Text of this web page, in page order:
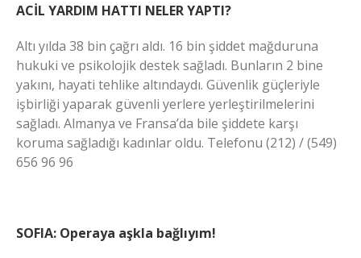
ACİL YARDIM HATTI NELER YAPTI?
Altı yılda 38 bin çağrı aldı. 16 bin şiddet mağduruna
hukuki ve psikolojik destek sağladı. Bunların 2 bine
yakını, hayati tehlike altındaydı. Güvenlik güçleriyle
işbirliği yaparak güvenli yerlere yerleştirilmelerini
sağladı. Almanya ve Fransa’da bile şiddete karşı
koruma sağladığı kadınlar oldu. Telefonu (212) / (549)
656 96 96
SOFIA: Operaya aşkla bağlıyım!